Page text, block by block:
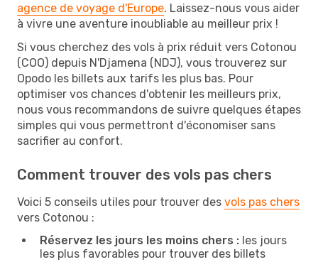
agence de voyage d'Europe. Laissez-nous vous aider
à vivre une aventure inoubliable au meilleur prix !
Si vous cherchez des vols à prix réduit vers Cotonou
(COO) depuis N'Djamena (NDJ), vous trouverez sur
Opodo les billets aux tarifs les plus bas. Pour
optimiser vos chances d'obtenir les meilleurs prix,
nous vous recommandons de suivre quelques étapes
simples qui vous permettront d'économiser sans
sacrifier au confort.
Comment trouver des vols pas chers
Voici 5 conseils utiles pour trouver des vols pas chers
vers Cotonou :
Réservez les jours les moins chers : les jours
les plus favorables pour trouver des billets